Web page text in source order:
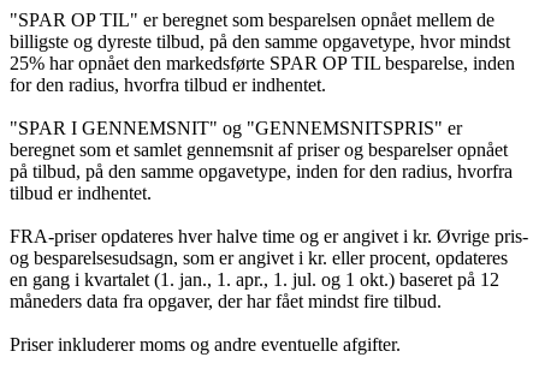
"SPAR OP TIL" er beregnet som besparelsen opnået mellem de
billigste og dyreste tilbud, på den samme opgavetype, hvor mindst
25% har opnået den markedsførte SPAR OP TIL besparelse, inden
for den radius, hvorfra tilbud er indhentet.
"SPAR I GENNEMSNIT" og "GENNEMSNITSPRIS" er
beregnet som et samlet gennemsnit af priser og besparelser opnået
på tilbud, på den samme opgavetype, inden for den radius, hvorfra
tilbud er indhentet.
FRA-priser opdateres hver halve time og er angivet i kr. Øvrige pris-
og besparelsesudsagn, som er angivet i kr. eller procent, opdateres
en gang i kvartalet (1. jan., 1. apr., 1. jul. og 1 okt.) baseret på 12
måneders data fra opgaver, der har fået mindst fire tilbud.
Priser inkluderer moms og andre eventuelle afgifter.